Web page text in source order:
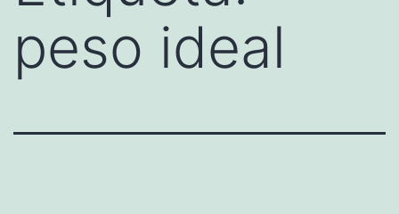
peso ideal